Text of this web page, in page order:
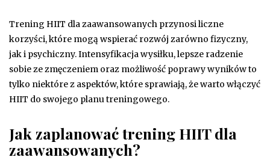
Trening HIIT dla zaawansowanych przynosi liczne
korzyści, które mogą wspierać rozwój zarówno fizyczny,
jak i psychiczny. Intensyfikacja wysiłku, lepsze radzenie
sobie ze zmęczeniem oraz możliwość poprawy wyników to
tylko niektóre z aspektów, które sprawiają, że warto włączyć
HIIT do swojego planu treningowego.
Jak zaplanować trening HIIT dla
zaawansowanych?